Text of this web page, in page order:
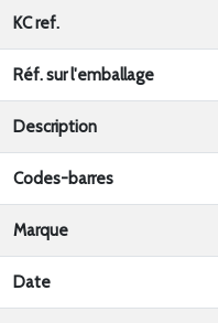
KC ref.
Réf. sur l'emballage
Description
Codes-barres
Marque
Date